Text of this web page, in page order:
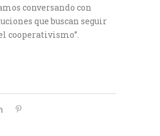
conversando con
que buscan seguir
cooperativismo”.